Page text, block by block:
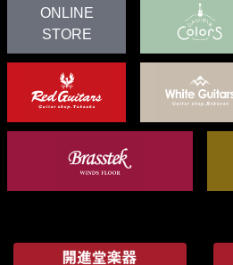
ONLINE
STORE